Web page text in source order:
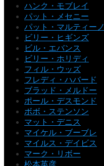
ハンク・モブレイ
パット・メセニー
パット・マルティーノ
ビリー・ヒギンズ
ビル・エバンス
ビリー・ホリディ
フィル・ウッズ
フレディ・ハバード
ブラッド・メルドー
ポール・デスモンド
ボボ・ステンソン
マット・デニス
マイケル・ブーブレ
マイルス・デイビス
マーク・リボー
松本英彦